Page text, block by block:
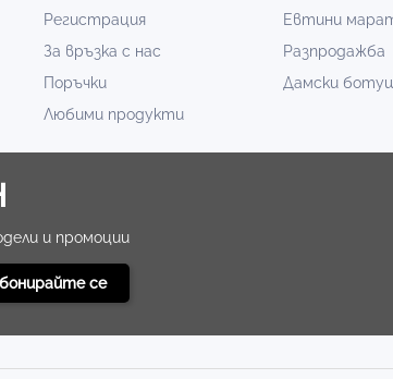
Регистрация
За връзка с нас
Поръчки
Любими продукти
Евтини
Разпродажба
Дамски
и промоции